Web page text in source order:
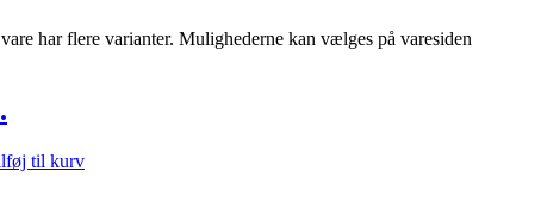
har flere varianter. Mulighederne kan vælges på varesiden
til kurv